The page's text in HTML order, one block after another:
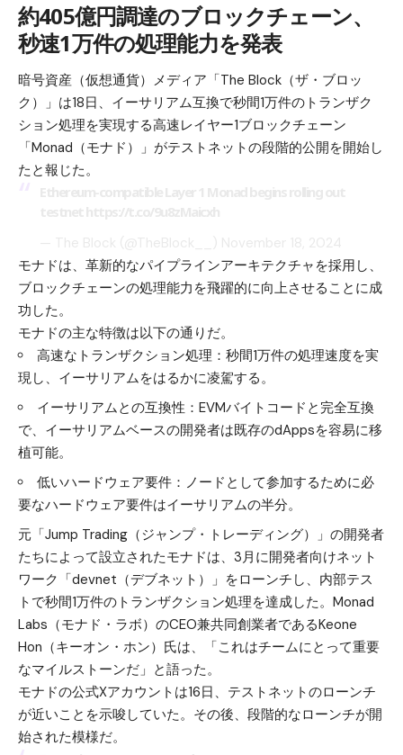
約405億円調達のブロックチェーン、
秒速1万件の処理能力を発表
暗号資産（仮想通貨）メディア「The Block（ザ・ブロッ
ク）」は18日、イーサリアム互換で秒間1万件のトランザク
ション処理を実現する高速レイヤー1ブロックチェーン
「Monad（モナド）」がテストネットの段階的公開を開始し
たと報じた。
モナドは、革新的なパイプラインアーキテクチャを採用し、
ブロックチェーンの処理能力を飛躍的に向上させることに成
功した。
モナドの主な特徴は以下の通りだ。
高速なトランザクション処理：秒間1万件の処理速度を実
現し、イーサリアムをはるかに凌駕する。
イーサリアムとの互換性：EVMバイトコードと完全互換
で、イーサリアムベースの開発者は既存のdAppsを容易に移
植可能。
低いハードウェア要件：ノードとして参加するために必
要なハードウェア要件はイーサリアムの半分。
元「Jump Trading（ジャンプ・トレーディング）」の開発者
たちによって設立されたモナドは、3月に開発者向けネット
ワーク「devnet（デブネット）」をローンチし、内部テス
トで秒間1万件のトランザクション処理を達成した。Monad
Labs（モナド・ラボ）のCEO兼共同創業者であるKeone
Hon（キーオン・ホン）氏は、「これはチームにとって重要
なマイルストーンだ」と語った。
モナドの公式Xアカウントは16日、テストネットのローンチ
が近いことを示唆していた。その後、段階的なローンチが開
始された模様だ。